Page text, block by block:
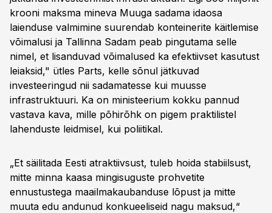
krooni maksma mineva Muuga sadama idaosa
laienduse valmimine suurendab konteinerite käitlemise
võimalusi ja Tallinna Sadam peab pingutama selle
nimel, et lisanduvad võimalused ka efektiivset kasutust
leiaksid," ütles Parts, kelle sõnul jätkuvad
investeeringud nii sadamatesse kui muusse
infrastruktuuri. Ka on ministeerium kokku pannud
vastava kava, mille põhirõhk on pigem praktilistel
lahenduste leidmisel, kui poliitikal.
„Et säilitada Eesti atraktiivsust, tuleb hoida stabiilsust,
mitte minna kaasa mingisuguste prohvetite
ennustustega maailmakaubanduse lõpust ja mitte
muuta edu andunud konkueeliseid nagu maksud,“